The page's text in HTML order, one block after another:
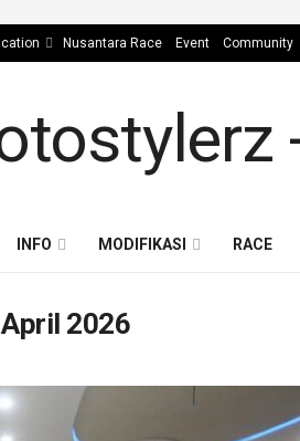
Nusantara Race Event Community
INFO MODIFIKASI RACE
April 2026